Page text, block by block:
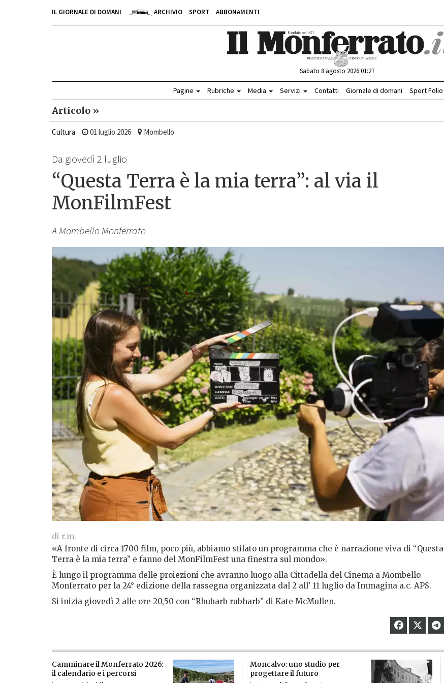
IL GIORNALE DI DOMANI ARCHIVIO SPORT ABBONAMENTI
Sabato 8 agosto 2026 01:27
Pagine Rubriche Media Servizi Contatti Giornale di domani Sport Folio
Articolo »
Cultura 01 luglio 2026 Mombello
Da giovedì 2 luglio
“Questa Terra è la mia terra”: al via il
MonFilmFest
A Mombello Monferrato
di r.m.
«A fronte di circa 1700 film, poco più, abbiamo stilato un programma che è narrazione viva di “Questa
Terra è la mia terra” e fanno del MonFilmFest una finestra sul mondo».
È lungo il programma delle proiezioni che avranno luogo alla Cittadella del Cinema a Mombello
Monferrato per la 24° edizione della rassegna organizzata dal 2 all’ 11 luglio da Immagina a.c. APS.
Si inizia giovedì 2 alle ore 20,50 con “Rhubarb rubharb” di Kate McMullen.
Camminare il Monferrato 2026:
il calendario e i percorsi
Moncalvo: uno studio per
progettare il futuro